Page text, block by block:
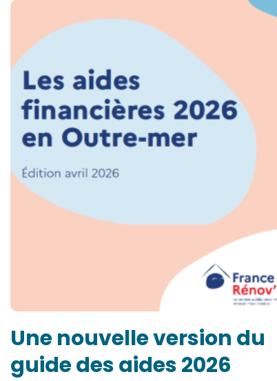
Une nouvelle version du
guide des aides 2026